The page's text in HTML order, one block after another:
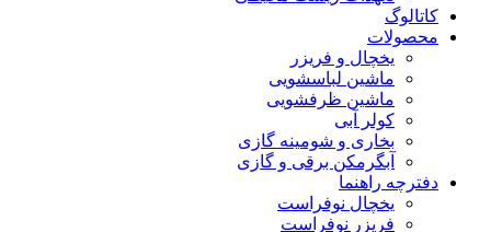
کاتالوگ
محصولات
یخچال و فریزر
ماشین لباسشویی
ماشین ظرفشویی
کولر آبی
بخاری و شومینه گازی
آبگرمکن برقی و گازی
دفترچه راهنما
یخچال نوفراست
فریزر نوفراست